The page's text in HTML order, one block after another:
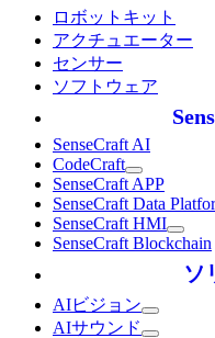
ロボットキット
アクチュエーター
センサー
ソフトウェア
SenseCraft AI
CodeCraft
SenseCraft APP
SenseCraft Data
SenseCraft HMI
SenseCraft Blockchain
ソ
AIビジョン
AIサウンド